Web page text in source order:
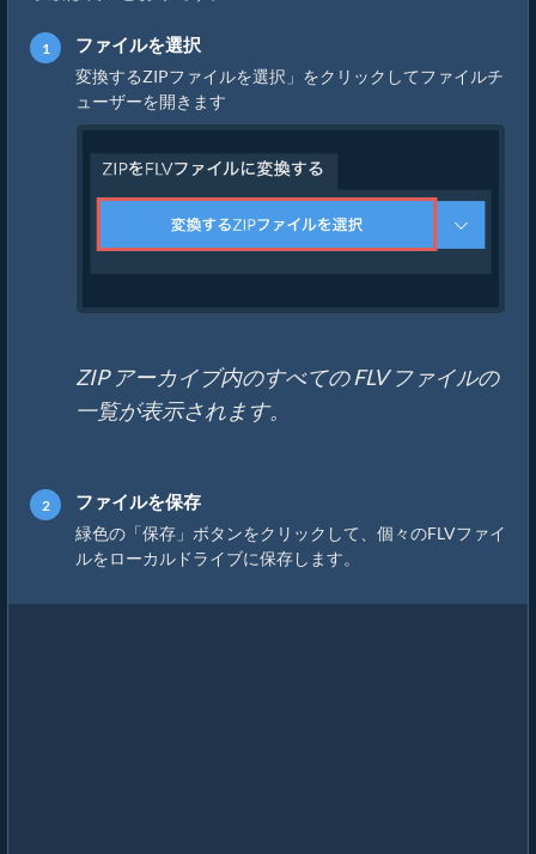
ファイルを選択
変換するZIPファイルを選択」をクリックしてファイルチ
ューザーを開きます
ZIP アーカイブ内のすべての FLV ファイルの
一覧が表示されます。
ファイルを保存
緑色の「保存」ボタンをクリックして、個々のFLVファイ
ルをローカルドライブに保存します。